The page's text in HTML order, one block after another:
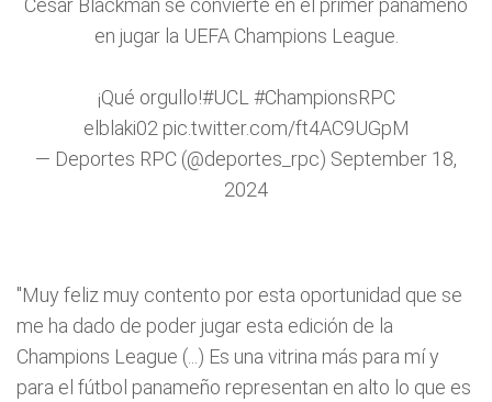
César Blackman se convierte en el primer panameño
en jugar la UEFA Champions League.
¡Qué orgullo!#UCL #ChampionsRPC
elblaki02 pic.twitter.com/ft4AC9UGpM
— Deportes RPC (@deportes_rpc) September 18,
2024
"Muy feliz muy contento por esta oportunidad que se
me ha dado de poder jugar esta edición de la
Champions League (...) Es una vitrina más para mí y
para el fútbol panameño representan en alto lo que es